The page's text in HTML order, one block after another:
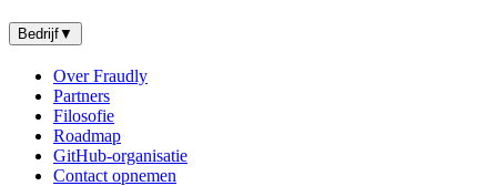
Bedrijf▼
Over Fraudly
Partners
Filosofie
Roadmap
GitHub-organisatie
Contact opnemen